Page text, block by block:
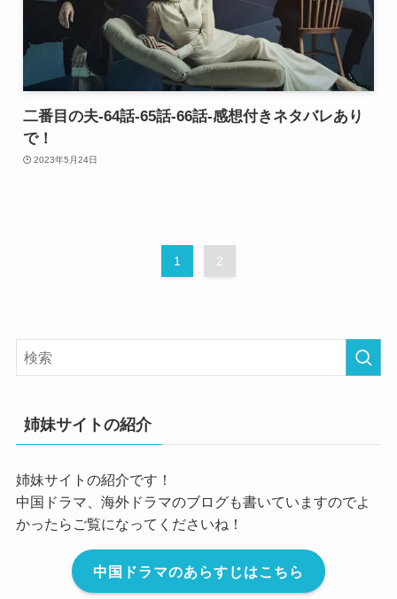
二番目の夫-64話-65話-66話-感想付きネタバレあり
で！
2023年5月24日
1 2
姉妹サイトの紹介
姉妹サイトの紹介です！
中国ドラマ、海外ドラマのブログも書いていますのでよ
かったらご覧になってくださいね！
中国ドラマのあらすじはこちら